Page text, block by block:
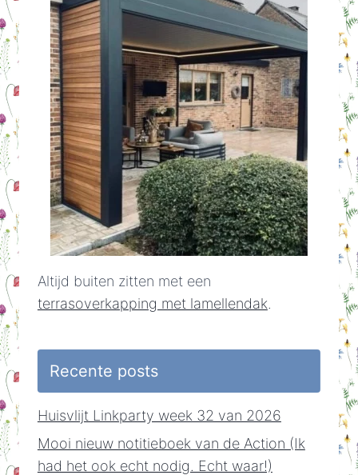
Altijd buiten zitten met een
terrasoverkapping met lamellendak.
Recente posts
Huisvlijt Linkparty week 32 van 2026
Mooi nieuw notitieboek van de Action (Ik
had het ook echt nodig. Echt waar!)